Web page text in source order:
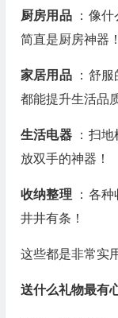
厨房用品
：像
简直是厨房神器！
家居用品
：舒
都能提升生活品
生活电器
：扫
放双手的神器！
收纳整理
：各
井井有条！
这些都是非常实
送什么礼物最有